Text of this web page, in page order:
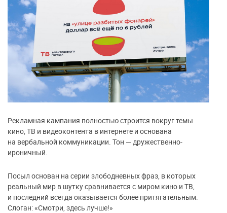
Рекламная кампания полностью строится вокруг темы
кино, ТВ и видеоконтента в интернете и основана
на вербальной коммуникации. Тон — дружественно-
ироничный.
Посыл основан на серии злободневных фраз, в которых
реальный мир в шутку сравнивается с миром кино и ТВ,
и последний всегда оказывается более притягательным.
Слоган: «Смотри, здесь лучше!»